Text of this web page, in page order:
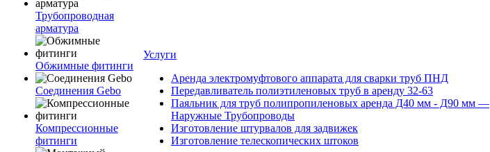
Трубопроводная
арматура
Обжимные фитинги
Соединения Gebo
Компрессионные
фитинги
Услуги
Аренда электромуфтового аппарата для сварки труб ПНД
Передавливатель полиэтиленовых труб в аренду 32-63
Паяльник для труб полипропиленовых аренда Д40 мм - Д90 мм —
Наружные Трубопроводы
Изготовление штурвалов для задвижек
Изготовление телескопических штоков